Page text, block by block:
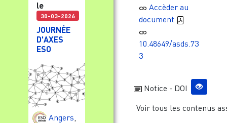
le
30-03-2026
JOURNÉE
D'AXES
ESO
Angers
Accèder au
document
10.48649/asds.73
3
Notice - DOI
Voir tous les contenus